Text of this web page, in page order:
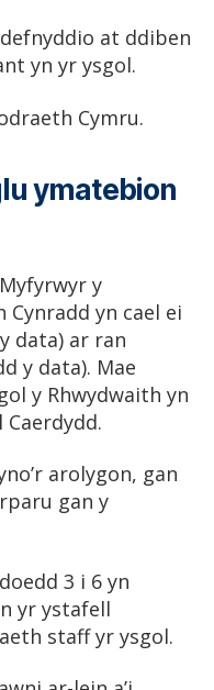
at ddiben
yn yr ysgol.
Cymru.
ymatebion
y
Cynradd yn cael ei
data) ar ran
y data). Mae
y Rhwydwaith yn
arolygon, gan
gan y
3 i 6 yn
yr ystafell
staff yr ysgol.